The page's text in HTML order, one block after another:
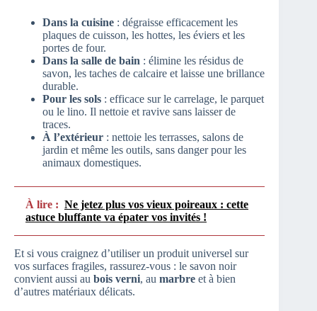
Dans la cuisine : dégraisse efficacement les
plaques de cuisson, les hottes, les éviers et les
portes de four.
Dans la salle de bain : élimine les résidus de
savon, les taches de calcaire et laisse une brillance
durable.
Pour les sols : efficace sur le carrelage, le parquet
ou le lino. Il nettoie et ravive sans laisser de
traces.
À l’extérieur : nettoie les terrasses, salons de
jardin et même les outils, sans danger pour les
animaux domestiques.
À lire : Ne jetez plus vos vieux poireaux : cette
astuce bluffante va épater vos invités !
Et si vous craignez d’utiliser un produit universel sur
vos surfaces fragiles, rassurez-vous : le savon noir
convient aussi au bois verni, au marbre et à bien
d’autres matériaux délicats.